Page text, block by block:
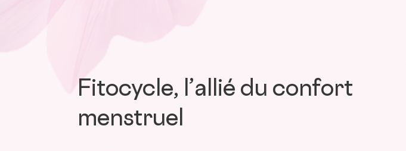
Fitocycle, l’allié du confort
menstruel